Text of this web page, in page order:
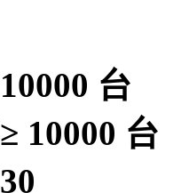
10000 台
≥ 10000 台
30